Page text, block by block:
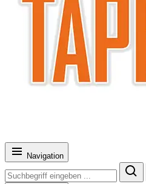
Navigation